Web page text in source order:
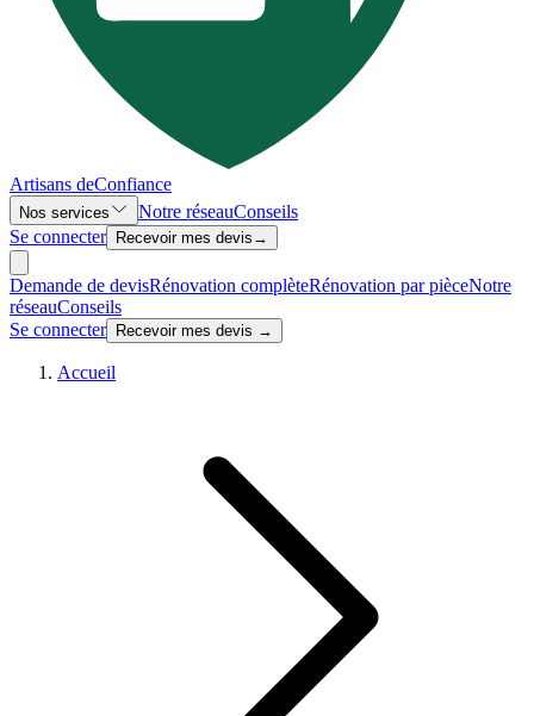
Artisans deConfiance
Nos services Notre réseauConseils
Se connecter
Recevoir mes devis →
Demande de devisRénovation complèteRénovation par pièceNotre
réseauConseils
Se connecter
Recevoir mes devis →
Accueil